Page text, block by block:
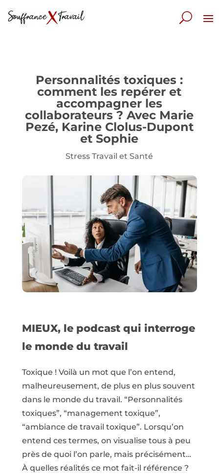
Personnalités toxiques :
comment les repérer et
accompagner les
collaborateurs ? Avec Marie
Pezé, Karine Clolus-Dupont
et Sophie
Stress Travail et Santé
MIEUX, le podcast qui interroge
le monde du travail
Toxique ! Voilà un mot que l’on entend,
malheureusement, de plus en plus souvent
dans le monde du travail. “Personnalités
toxiques”, “management toxique”,
“ambiance de travail toxique”. Lorsqu’on
entend ces termes, on visualise tous à peu
près de quoi l’on parle, mais précisément…
À quelles réalités ce mot fait-il référence ?